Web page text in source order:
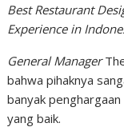
Best Restaurant
Experience in
General Manager
bahwa pihaknya
banyak
yang baik.